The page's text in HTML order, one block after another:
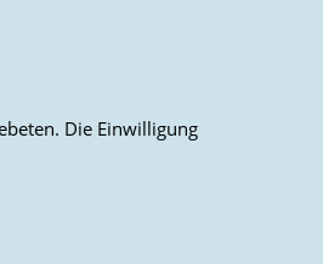
Die Einwilligung